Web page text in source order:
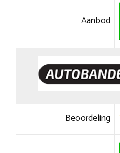
Aanbod
Beoordeling